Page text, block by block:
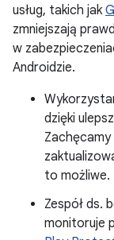
usług, takich jak
zmniejszają
w
Androidzie.
dzięki
to możliwe.
Zespół ds.
monitoruje